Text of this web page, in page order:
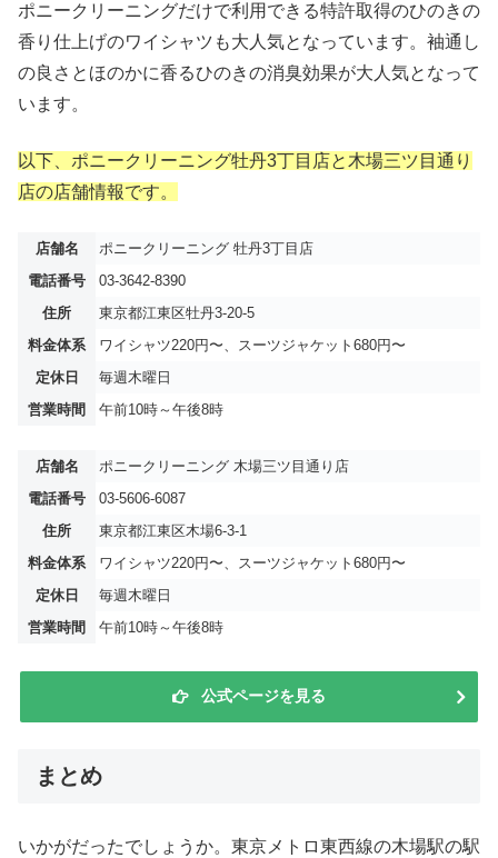
ポニークリーニングだけで利用できる特許取得のひのきの
香り仕上げのワイシャツも大人気となっています。袖通し
の良さとほのかに香るひのきの消臭効果が大人気となって
います。
以下、ポニークリーニング牡丹3丁目店と木場三ツ目通り
店の店舗情報です。
店舗名
ポニークリーニング 牡丹3丁目店
電話番号
03-3642-8390
住所
東京都江東区牡丹3-20-5
料金体系
ワイシャツ220円〜、スーツジャケット680円〜
定休日
毎週木曜日
営業時間
午前10時～午後8時
店舗名
ポニークリーニング 木場三ツ目通り店
電話番号
03-5606-6087
住所
東京都江東区木場6-3-1
料金体系
ワイシャツ220円〜、スーツジャケット680円〜
定休日
毎週木曜日
営業時間
午前10時～午後8時
公式ページを見る
まとめ
いかがだったでしょうか。東京メトロ東西線の木場駅の駅